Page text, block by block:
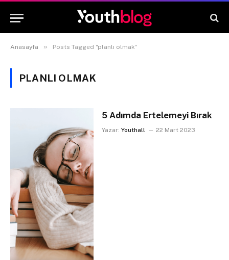
Anasayfa » Posts Tagged "planlı olmak"
PLANLI OLMAK
5 Adımda Ertelemeyi Bırak
Yazar: Youthall 22 Mart 2023